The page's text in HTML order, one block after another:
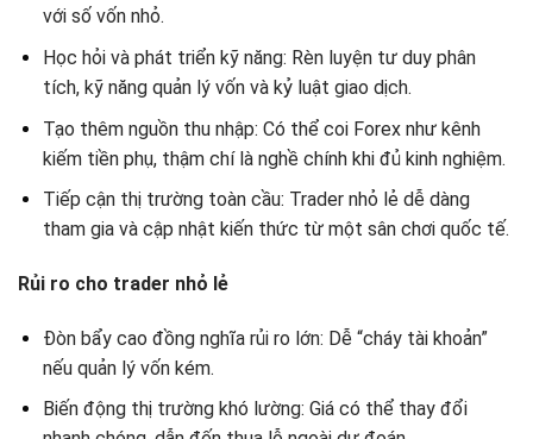
với số vốn nhỏ.
Học hỏi và phát triển kỹ năng: Rèn luyện tư duy phân
tích, kỹ năng quản lý vốn và kỷ luật giao dịch.
Tạo thêm nguồn thu nhập: Có thể coi Forex như kênh
kiếm tiền phụ, thậm chí là nghề chính khi đủ kinh nghiệm.
Tiếp cận thị trường toàn cầu: Trader nhỏ lẻ dễ dàng
tham gia và cập nhật kiến thức từ một sân chơi quốc tế.
Rủi ro cho trader nhỏ lẻ
Đòn bẩy cao đồng nghĩa rủi ro lớn: Dễ “cháy tài khoản”
nếu quản lý vốn kém.
Biến động thị trường khó lường: Giá có thể thay đổi